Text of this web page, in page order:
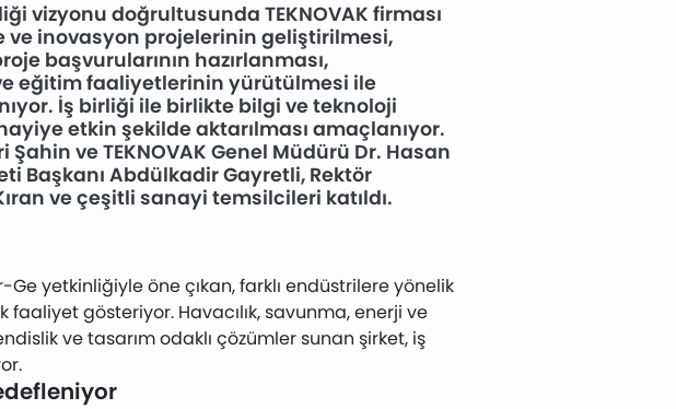
vizyonu doğrultusunda TEKNOVAK firması
ve inovasyon projelerinin geliştirilmesi,
başvurularının hazırlanması,
eğitim faaliyetlerinin yürütülmesi ile
İş birliği ile birlikte bilgi ve teknoloji
etkin şekilde aktarılması amaçlanıyor.
ve TEKNOVAK Genel Müdürü Dr. Hasan
Başkanı Abdülkadir Gayretli, Rektör
ve çeşitli sanayi temsilcileri katıldı.
Ge yetkinliğiyle öne çıkan, farklı endüstrilere yönelik
gösteriyor. Havacılık, savunma, enerji ve
ve tasarım odaklı çözümler sunan şirket, iş